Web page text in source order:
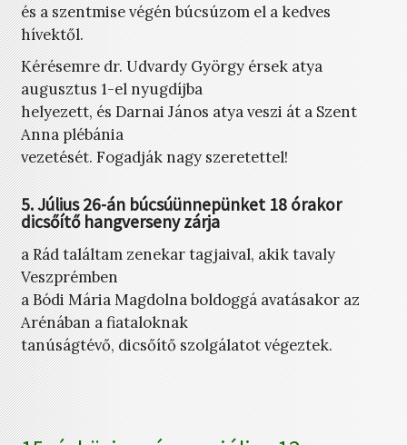
és a szentmise végén búcsúzom el a kedves
hívektől.
Kérésemre dr. Udvardy György érsek atya
augusztus 1-el nyugdíjba
helyezett, és Darnai János atya veszi át a Szent
Anna plébánia
vezetését. Fogadják nagy szeretettel!
5. Július 26-án búcsúünnepünket 18 órakor
dicsőítő hangverseny zárja
a Rád találtam zenekar tagjaival, akik tavaly
Veszprémben
a Bódi Mária Magdolna boldoggá avatásakor az
Arénában a fiataloknak
tanúságtévő, dicsőítő szolgálatot végeztek.